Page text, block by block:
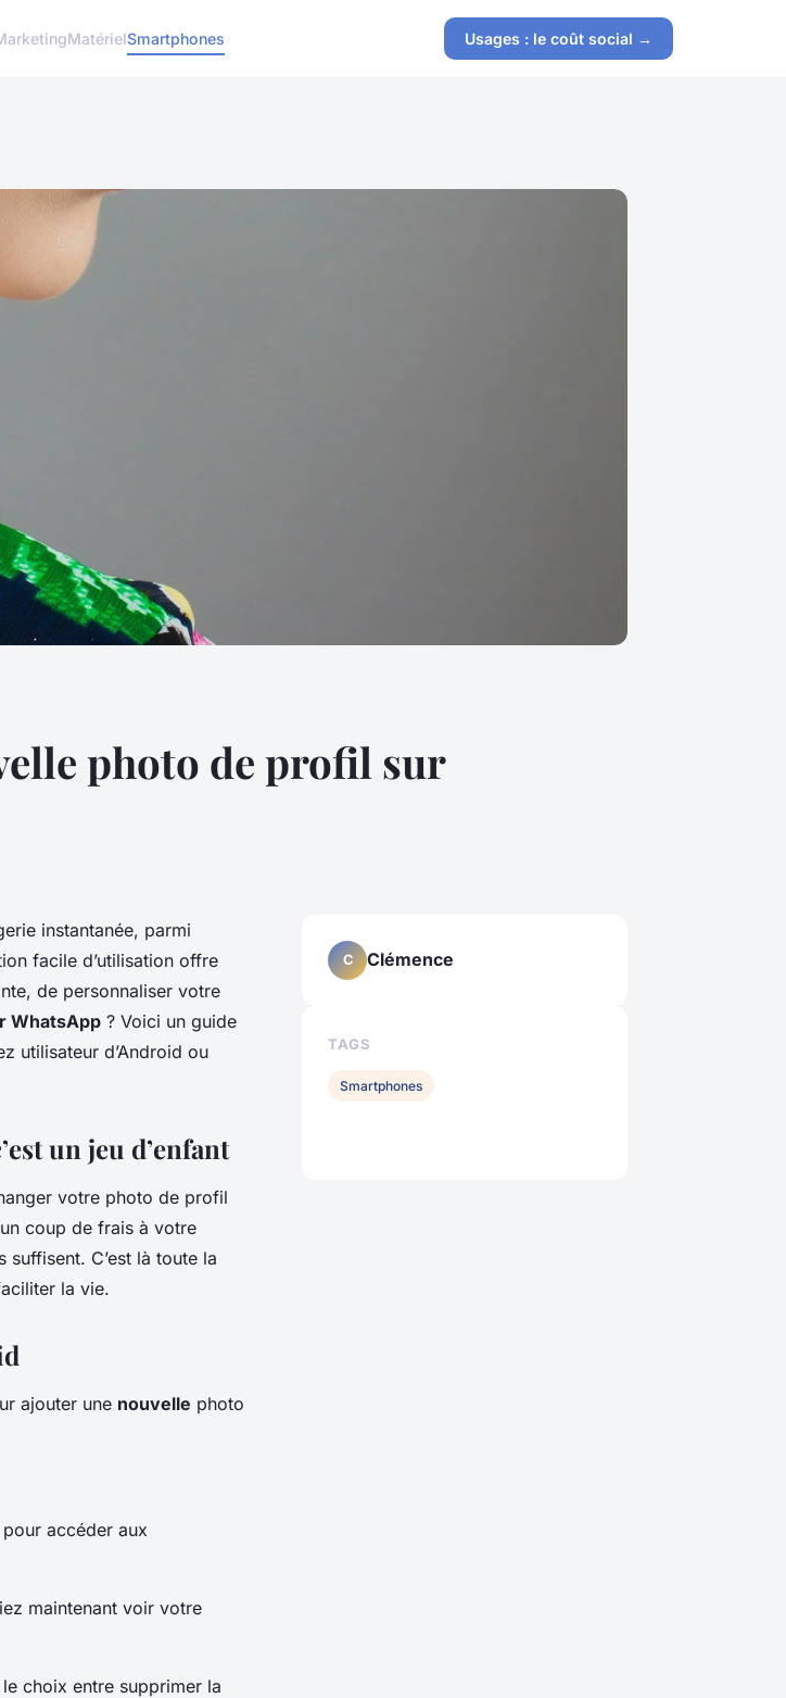
MatérielSmartphones Usages : le coût social →
photo de profil sur
instantanée, parmi
facile d’utilisation offre
de personnaliser votre
WhatsApp ? Voici un guide
utilisateur d’Android ou
un jeu d’enfant
votre photo de profil
coup de frais à votre
C’est là toute la
la vie.
ajouter une nouvelle photo
accéder aux
maintenant voir votre
choix entre supprimer la
C Clémence
TAGS
Smartphones